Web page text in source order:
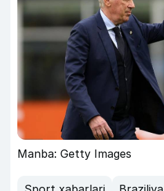
Manba: Getty Images